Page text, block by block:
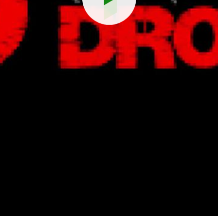
vídeo